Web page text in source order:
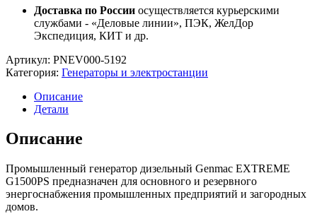
Доставка по России осуществляется курьерскими
службами - «Деловые линии», ПЭК, ЖелДор
Экспедиция, КИТ и др.
Артикул: PNEV000-5192
Категория: Генераторы и электростанции
Описание
Детали
Описание
Промышленный генератор дизельный Genmac EXTREME
G1500PS предназначен для основного и резервного
энергоснабжения промышленных предприятий и загородных
домов.